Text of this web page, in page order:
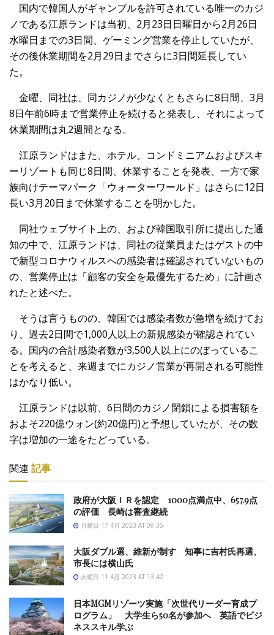
国内で韓国人がギャンブルを許可されている唯一のカジ
ノである江原ランドは当初、2月23日日曜日から2月26日
水曜日までの3日間、ゲーミング営業を停止していたが、
その後休業期間を2月29日までさらに3日間延長してい
た。
金曜、同社は、同カジノが少なくともさらに8日間、3月
8日午前6時まで営業停止を続けると発表し、それによって
休業期間は丸2週間となる。
江原ランドはまた、ホテル、コンドミニアムおよびスキ
ーリゾートも同じ8日間、休業することを発表、一方で家
族向けテーマパーク「ウォーターワールド」はさらに12日
長い3月20日まで休業することを明かした。
同社ウェブサイト上の、および韓国取引所に提出した通
知の中で、江原ランドは、同社の従業員またはゲストの中
で新型コロナウィルスへの感染者は確認されていないもの
の、営業停止は「顧客の安全を最優先するため」に計画さ
れたと述べた。
そうは言うものの、韓国では感染者数が急増を続けてお
り、過去2日間で1,000人以上の新規感染が確認されてい
る。国内の合計感染者数が3,500人以上にのぼっているこ
とを考えると、来週までにカジノ営業が再開される可能性
はかなり低い。
江原ランドは以前、6日間のカジノ閉鎖による損害額を
およそ220億ウォン(約20億円)と予想していたが、その数
字は増加の一途をたどっている。
関連 記事
政府が大阪ＩＲを認定 1000点満点中、657.9点
の評価 長崎は審査継続
月曜日 17 4月 2023 AT 09:36
大阪ダブル選、維新が制す 知事に吉村氏再選、
市長には横山氏
火曜日 11 4月 2023 AT 13:42
日本MGMリゾーツ実施「次世代リーダー育成プ
ログラム」 大学生ら50名が参加へ 英語でビジ
ネススキル学ぶ